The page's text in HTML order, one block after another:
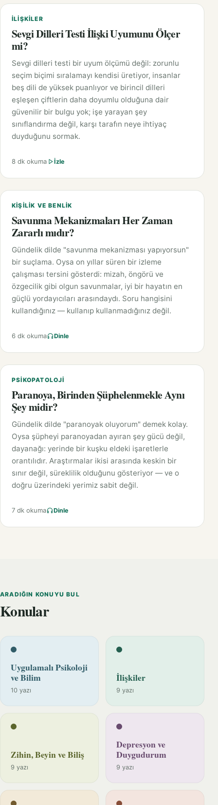
İLIŞKILER
Sevgi Dilleri Testi İlişki Uyumunu Ölçer
mi?
Sevgi dilleri testi bir uyum ölçümü değil: zorunlu
seçim biçimi sıralamayı kendisi üretiyor, insanlar
beş dili de yüksek puanlıyor ve birincil dilleri
eşleşen çiftlerin daha doyumlu olduğuna dair
güvenilir bir bulgu yok; işe yarayan şey
sınıflandırma değil, karşı tarafın neye ihtiyaç
duyduğunu sormak.
8 dk okuma İzle
KIŞILIK VE BENLIK
Savunma Mekanizmaları Her Zaman
Zararlı mıdır?
Gündelik dilde "savunma mekanizması yapıyorsun"
bir suçlama. Oysa on yıllar süren bir izleme
çalışması tersini gösterdi: mizah, öngörü ve
özgecilik gibi olgun savunmalar, iyi bir hayatın en
güçlü yordayıcıları arasındaydı. Soru hangisini
kullandığınız — kullanıp kullanmadığınız değil.
6 dk okuma Dinle
PSIKOPATOLOJI
Paranoya, Birinden Şüphelenmekle Aynı
Şey midir?
Gündelik dilde "paranoyak oluyorum" demek kolay.
Oysa şüpheyi paranoyadan ayıran şey gücü değil,
dayanağı: yerinde bir kuşku eldeki işaretlerle
orantılıdır. Araştırmalar ikisi arasında keskin bir
sınır değil, süreklilik olduğunu gösteriyor — ve o
doğru üzerindeki yerimiz sabit değil.
7 dk okuma Dinle
ARADIĞIN KONUYU BUL
Konular
Uygulamalı Psikoloji
ve Bilim
10 yazı
İlişkiler
9 yazı
Zihin, Beyin ve Biliş
9 yazı
Depresyon ve
Duygudurum
9 yazı